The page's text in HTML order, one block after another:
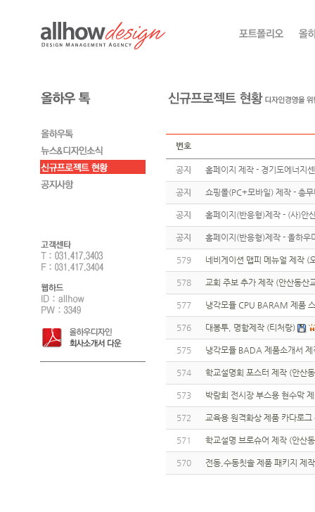
번호
공지 홈페이지 제작 - 경기도에너지
공지 쇼핑몰(PC+모바일) 제작 - 총
공지 홈페이지(반응형)제작 - (사)안
공지 홈페이지(반응형)제작 - 올하우
579 네비게이션 맵피 메뉴얼 제작 (
578 교회 주보 추가 제작 (안산동산
577 냉각모듈 CPU BARAM 제품
576 대봉투, 명함제작 (티처랑)
575 냉각모듈 BADA 제품소개서 제
574 학교설명회 포스터 제작 (안산
573 박람회 전시장 부스용 현수막
572 교육용 원격화상 제품 카다로
571 학교설명 브로슈어 제작 (안산
570 전동,수동칫솔 제품 패키지 제